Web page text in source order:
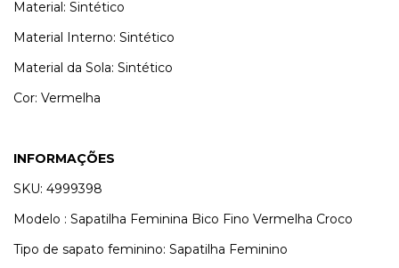
Material: Sintético
Material Interno: Sintético
Material da Sola: Sintético
Cor: Vermelha
INFORMAÇÕES
SKU: 4999398
Modelo : Sapatilha Feminina Bico Fino Vermelha Croco
Tipo de sapato feminino: Sapatilha Feminino